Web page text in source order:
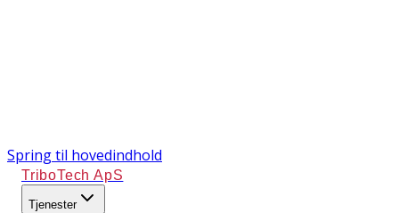
Spring til hovedindhold
TriboTech ApS
Tjenester